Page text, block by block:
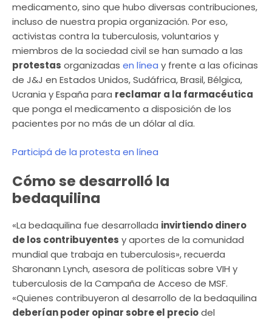
medicamento, sino que hubo diversas contribuciones,
incluso de nuestra propia organización. Por eso,
activistas contra la tuberculosis, voluntarios y
miembros de la sociedad civil se han sumado a las
protestas organizadas en línea y frente a las oficinas
de J&J en Estados Unidos, Sudáfrica, Brasil, Bélgica,
Ucrania y España para reclamar a la farmacéutica
que ponga el medicamento a disposición de los
pacientes por no más de un dólar al día.
Participá de la protesta en línea
Cómo se desarrolló la
bedaquilina
«La bedaquilina fue desarrollada invirtiendo dinero
de los contribuyentes y aportes de la comunidad
mundial que trabaja en tuberculosis», recuerda
Sharonann Lynch, asesora de políticas sobre VIH y
tuberculosis de la Campaña de Acceso de MSF.
«Quienes contribuyeron al desarrollo de la bedaquilina
deberían poder opinar sobre el preciodel